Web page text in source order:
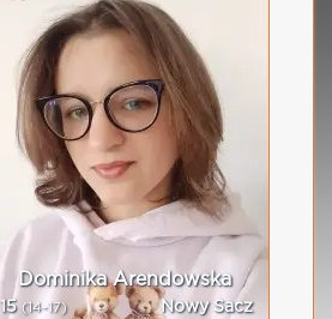
Dominika Arendowska
15 (14-17) Nowy Sacz